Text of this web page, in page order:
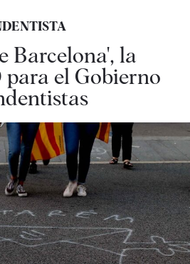
Barcelona', la
para el Gobierno